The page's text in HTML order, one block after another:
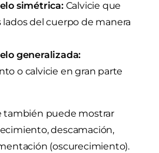
simétrica:Calvicie que
lados del cuerpo de manera
generalizada:
o calvicie en gran parte
también puede mostrar
descamación,
(oscurecimiento).